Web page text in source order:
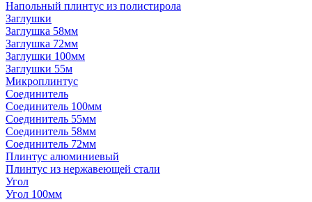
Напольный плинтус из полистирола
Заглушки
Заглушка 58мм
Заглушка 72мм
Заглушки 100мм
Заглушки 55м
Микроплинтус
Соединитель
Соединитель 100мм
Соединитель 55мм
Соединитель 58мм
Соединитель 72мм
Плинтус алюминиевый
Плинтус из нержавеющей стали
Угол
Угол 100мм